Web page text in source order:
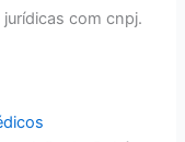
com cnpj.